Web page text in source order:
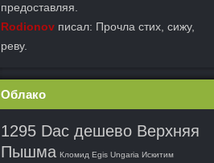
предоставляя.
Rodionov писал: Прочла стих, сижу,
реву.
Облако
1295 Dac дешево Верхняя
Пышма Кломид Egis Ungaria Искитим